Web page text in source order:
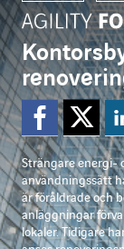
Strängare energi-
användningssätt
är föråldrade och
anläggningar
lokaler. Tidigare